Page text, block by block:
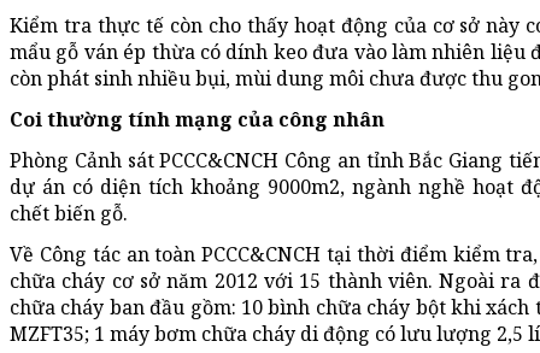
Kiểm tra thực tế còn cho thấy hoạt động của cơ sở này
mẩu gỗ ván ép thừa có dính keo đưa vào làm nhiên liệu
còn phát sinh nhiều bụi, mùi dung môi chưa được thu
Coi thường tính mạng của công nhân
Phòng Cảnh sát PCCC&CNCH Công an tỉnh Bắc Giang
dự án có diện tích khoảng 9000m2, ngành nghề hoạt
chết biến gỗ.
Về Công tác an toàn PCCC&CNCH tại thời điểm kiểm
chữa cháy cơ sở năm 2012 với 15 thành viên. Ngoài
chữa cháy ban đầu gồm: 10 bình chữa cháy bột khi
MZFT35; 1 máy bơm chữa cháy di động có lưu lượng 2,5